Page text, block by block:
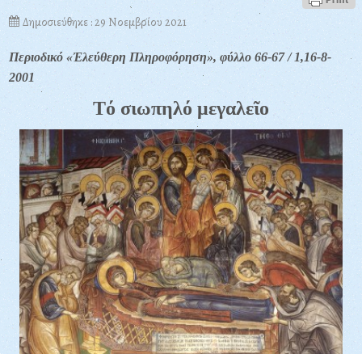
Δημοσιεύθηκε : 29 Νοεμβρίου 2021
Περιοδικό «Ἐλεύθερη Πληροφόρηση», φύλλο 66-67 / 1,16-8-
2001
Tό σιωπηλό μεγαλεῖο